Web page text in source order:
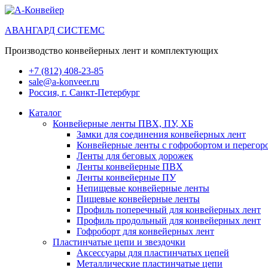
АВАНГАРД СИСТЕМС
Производство конвейерных лент и комплектующих
+7 (812) 408-23-85
sale@a-konveer.ru
Россия, г. Санкт-Петербург
Каталог
Конвейерные ленты ПВХ, ПУ, ХБ
Замки для соединения конвейерных лент
Конвейерные ленты с гофробортом и
Ленты для беговых дорожек
Ленты конвейерные ПВХ
Ленты конвейерные ПУ
Непищевые конвейерные ленты
Пищевые конвейерные ленты
Профиль поперечный для конвейерных лент
Профиль продольный для конвейерных лент
Гофроборт для конвейерных лент
Пластинчатые цепи и звездочки
Аксессуары для пластинчатых цепей
Металлические пластинчатые цепи